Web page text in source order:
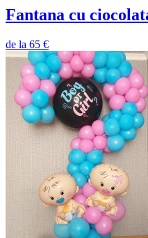
Fantana cu
de la 65 €